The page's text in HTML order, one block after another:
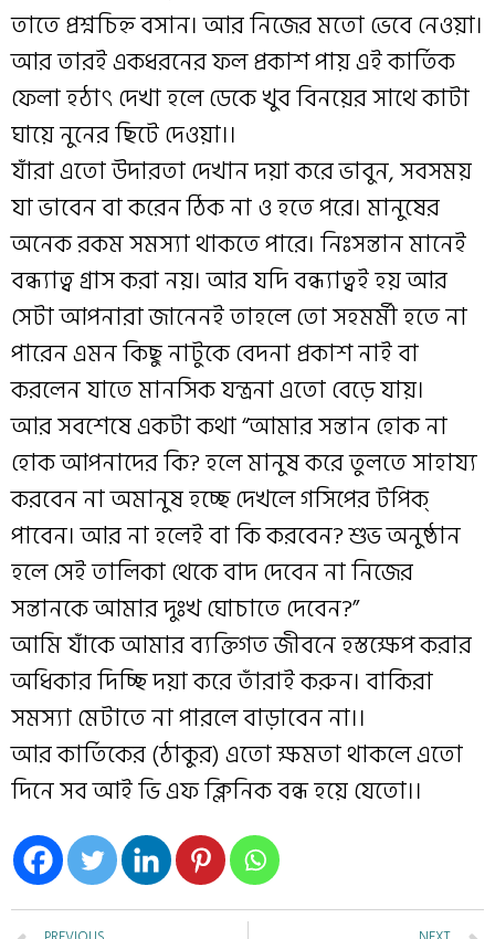
তাতে প্রশ্নচিহ্ন বসান। আর নিজের মতো ভেবে নেওয়া।
আর তারই একধরনের ফল প্রকাশ পায় এই কার্তিক
ফেলা হঠাৎ দেখা হলে ডেকে খুব বিনয়ের সাথে কাটা
ঘায়ে নুনের ছিটে দেওয়া।।
যাঁরা এতো উদারতা দেখান দয়া করে ভাবুন, সবসময়
যা ভাবেন বা করেন ঠিক না ও হতে পরে। মানুষের
অনেক রকম সমস্যা থাকতে পারে। নিঃসন্তান মানেই
বন্ধ্যাত্ব গ্রাস করা নয়। আর যদি বন্ধ্যাত্বই হয় আর
সেটা আপনারা জানেনই তাহলে তো সহমর্মী হতে না
পারেন এমন কিছু নাটুকে বেদনা প্রকাশ নাই বা
করলেন যাতে মানসিক যন্ত্রনা এতো বেড়ে যায়।
আর সবশেষে একটা কথা “আমার সন্তান হোক না
হোক আপনাদের কি? হলে মানুষ করে তুলতে সাহায্য
করবেন না অমানুষ হচ্ছে দেখলে গসিপের টপিক্
পাবেন। আর না হলেই বা কি করবেন? শুভ অনুষ্ঠান
হলে সেই তালিকা থেকে বাদ দেবেন না নিজের
সন্তানকে আমার দুঃখ ঘোচাতে দেবেন?”
আমি যাঁকে আমার ব্যক্তিগত জীবনে হস্তক্ষেপ করার
অধিকার দিচ্ছি দয়া করে তাঁরাই করুন। বাকিরা
সমস্যা মেটাতে না পারলে বাড়াবেন না।।
আর কার্তিকের (ঠাকুর) এতো ক্ষমতা থাকলে এতো
দিনে সব আই ভি এফ ক্লিনিক বন্ধ হয়ে যেতো।।